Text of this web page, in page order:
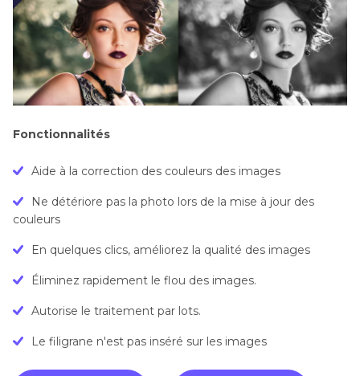
Fonctionnalités
Aide à la correction des couleurs des images
Ne détériore pas la photo lors de la mise à jour des
couleurs
En quelques clics, améliorez la qualité des images
Éliminez rapidement le flou des images.
Autorise le traitement par lots.
Le filigrane n'est pas inséré sur les images